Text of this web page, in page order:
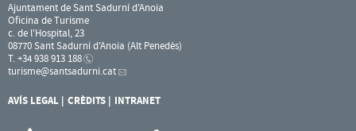
Ajuntament de Sant Sadurní d'Anoia
Oficina de Turisme
c. de l'Hospital, 23
08770 Sant Sadurní d'Anoia (Alt Penedès)
T. +34 938 913 188
turisme@santsadurni.cat
AVÍS LEGAL CRÈDITS INTRANET